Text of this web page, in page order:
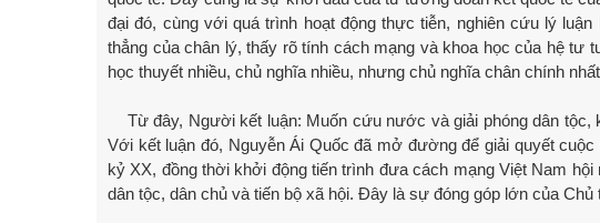
đại đó, cùng với quá trình hoạt động thực tiễn, nghiên cứu lý
thẳng của chân lý, thấy rõ tính cách mạng và khoa học của hệ tư
học thuyết nhiều, chủ nghĩa nhiều, nhưng chủ nghĩa chân chính
Từ đây, Người kết luận: Muốn cứu nước và giải phóng dân
Với kết luận đó, Nguyễn Ái Quốc đã mở đường để giải quyết
kỷ XX, đồng thời khởi động tiến trình đưa cách mạng Việt Nam
dân tộc, dân chủ và tiến bộ xã hội. Đây là sự đóng góp lớn của